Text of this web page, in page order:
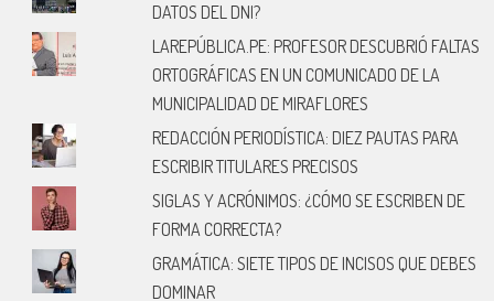
DATOS DEL DNI?
LAREPÚBLICA.PE: PROFESOR DESCUBRIÓ FALTAS
ORTOGRÁFICAS EN UN COMUNICADO DE LA
MUNICIPALIDAD DE MIRAFLORES
REDACCIÓN PERIODÍSTICA: DIEZ PAUTAS PARA
ESCRIBIR TITULARES PRECISOS
SIGLAS Y ACRÓNIMOS: ¿CÓMO SE ESCRIBEN DE
FORMA CORRECTA?
GRAMÁTICA: SIETE TIPOS DE INCISOS QUE DEBES
DOMINAR